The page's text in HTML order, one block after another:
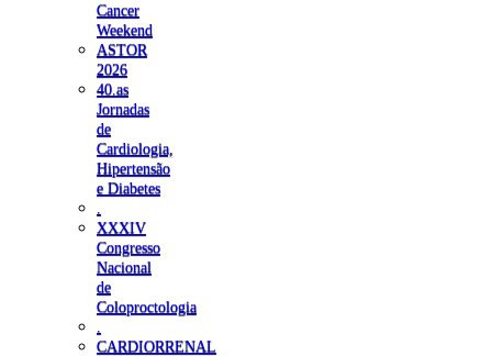
Cancer
Weekend
ASTOR
2026
40.as
Jornadas
de
Cardiologia,
Hipertensão
e Diabetes
XXXIV
Congresso
Nacional
de
Coloproctologia
CARDIORRENAL